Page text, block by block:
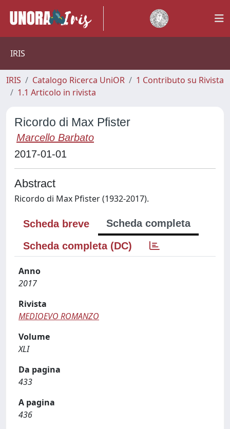
IRIS
IRIS Catalogo Ricerca UniOR
1 Contributo su Rivista
1.1 Articolo in rivista
Ricordo di Max Pfister
Marcello Barbato
2017-01-01
Abstract
Ricordo di Max Pfister (1932-2017).
Scheda breve
Scheda completa
Scheda completa (DC)
Anno
2017
Rivista
MEDIOEVO ROMANZO
Volume
XLI
Da pagina
433
A pagina
436